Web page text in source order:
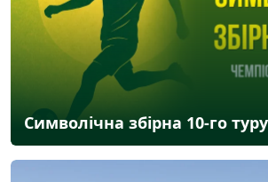
Символічна збірна 10-го